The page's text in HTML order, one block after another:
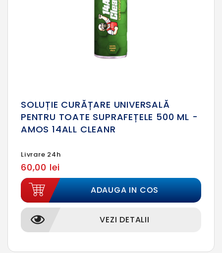
SOLUȚIE CURĂȚARE UNIVERSALĂ
PENTRU TOATE SUPRAFEȚELE 500 ML -
AMOS 14ALL CLEANR
Livrare 24h
60,00 lei
ADAUGA IN COS
VEZI DETALII